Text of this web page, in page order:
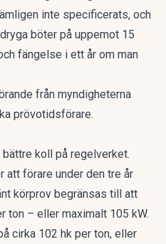
inte specificerats, och
böter på uppemot 15
fängelse i ett år om man
från myndigheterna
prövotidsförare.
koll på regelverket.
att förare under den tre år
körprov begränsas till att
ton – eller maximalt 105 kW.
cirka 102 hk per ton, eller